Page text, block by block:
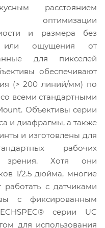
расстоянием
оптимизации
и размера без
или ощущения от
для пикселей
обеспечивают
(> 200 линий/мм) по
всеми стандартными
Объективы серии
и диафрагмы, а также
и изготовлены для
рабочих
зрения. Хотя они
1/2.5 дюйма, многие
работать с датчиками
с фиксированным
серии UC
для использования